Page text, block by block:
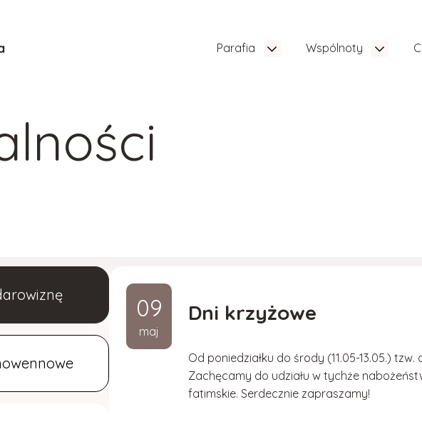
Parafia Wspólnoty
09
maj
Dni krzyżowe
Od poniedziałku do środy (11.05-13.05.)
Zachęcamy do udziału w tychże
fatimskie. Serdecznie zapraszamy!